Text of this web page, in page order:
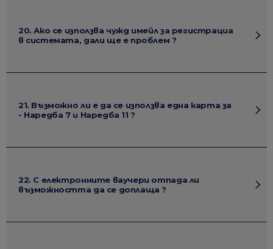
20. Ако се използва чужд имейл за регистрациа
в системата, дали ще е проблем ?
21. Възможно ли е да се използва една карта за
- Наредба 7 и Наредба 11 ?
22. С електронните ваучери отпада ли
възможността да се доплаща ?